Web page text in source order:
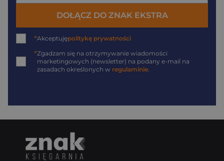
DOŁĄCZ DO ZNAK EKSTRA
*Akceptujępolitykę prywatności
*Zgadzam się na otrzymywanie wiadomości
marketingowych (newsletter) na podany e-mail na
zasadach określonych w regulaminie